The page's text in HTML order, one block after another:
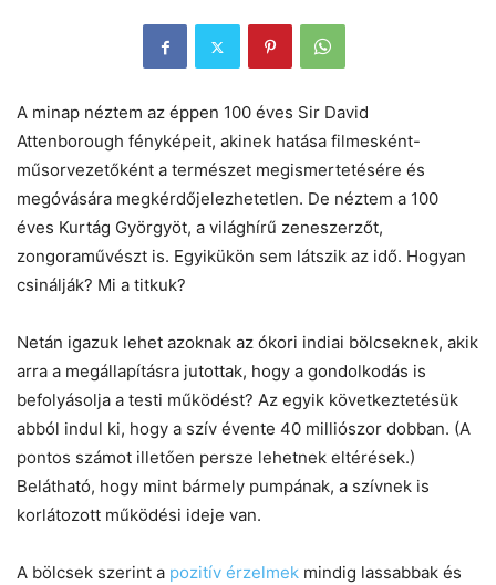
A minap néztem az éppen 100 éves Sir David
Attenborough fényképeit, akinek hatása filmesként-
műsorvezetőként a természet megismertetésére és
megóvására megkérdőjelezhetetlen. De néztem a 100
éves Kurtág Györgyöt, a világhírű zeneszerzőt,
zongoraművészt is. Egyikükön sem látszik az idő. Hogyan
csinálják? Mi a titkuk?
Netán igazuk lehet azoknak az ókori indiai bölcseknek, akik
arra a megállapításra jutottak, hogy a gondolkodás is
befolyásolja a testi működést? Az egyik következtetésük
abból indul ki, hogy a szív évente 40 milliószor dobban. (A
pontos számot illetően persze lehetnek eltérések.)
Belátható, hogy mint bármely pumpának, a szívnek is
korlátozott működési ideje van.
A bölcsek szerint a pozitív érzelmek mindig lassabbak és